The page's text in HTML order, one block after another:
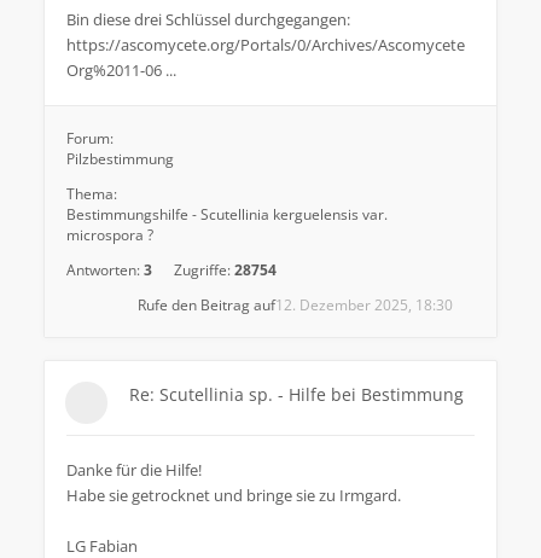
Bin diese drei Schlüssel durchgegangen:
https://ascomycete.org/Portals/0/Archives/Ascomycete
Org%2011-06 ...
Forum:
Pilzbestimmung
Thema:
Bestimmungshilfe - Scutellinia kerguelensis var.
microspora ?
Antworten:3 Zugriffe:28754
12. Dezember 2025, 18:30
Rufe den Beitrag auf
Re: Scutellinia sp. - Hilfe bei Bestimmung
Danke für die Hilfe!
Habe sie getrocknet und bringe sie zu Irmgard.
LG Fabian